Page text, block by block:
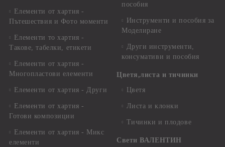
Елементи от хартия -
Пътешествия и Фото моменти
Елементи то хартия -
Такове, табелки, етикети
Елементи от хартия -
Многопластови елементи
Елементи от хартия - Други
Елементи от хартия -
Готови композиции
Елементи от хартия - Микс
елементи
пособия
Инструменти и пособия за
Моделиране
Други инструменти,
консумативи и пособия
Цветя,листа и тичинки
Цветя
Листа и клонки
Тичинки и плодове
Свети ВАЛЕНТИН